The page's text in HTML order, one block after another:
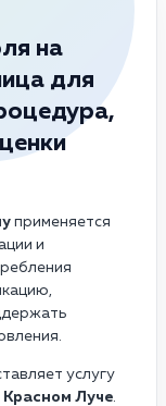
на
для
применяется
и
услугу
Красном Луче.